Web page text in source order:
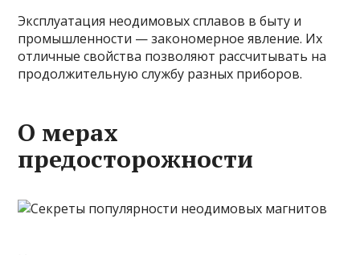
Эксплуатация неодимовых сплавов в быту и
промышленности — закономерное явление. Их
отличные свойства позволяют рассчитывать на
продолжительную службу разных приборов.
О мерах
предосторожности